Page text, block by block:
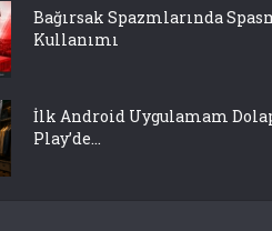
Bağırsak Spazmlarında
Kullanımı
İlk Android Uygulamam Dolap
Play’de...